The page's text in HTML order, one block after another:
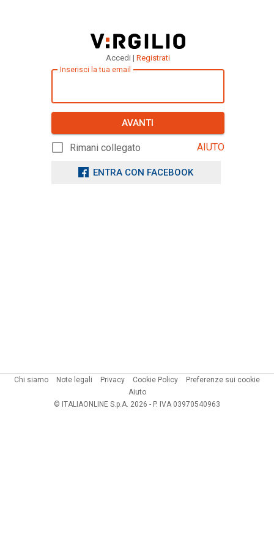
Accedi | Registrati
Inserisci la tua email
AVANTI
Rimani collegato AIUTO
ENTRA CON FACEBOOK
Chi siamo Note legali Privacy Cookie Policy
Preferenze sui cookie
Aiuto
© ITALIAONLINE S.p.A. 2026 - P. IVA 03970540963